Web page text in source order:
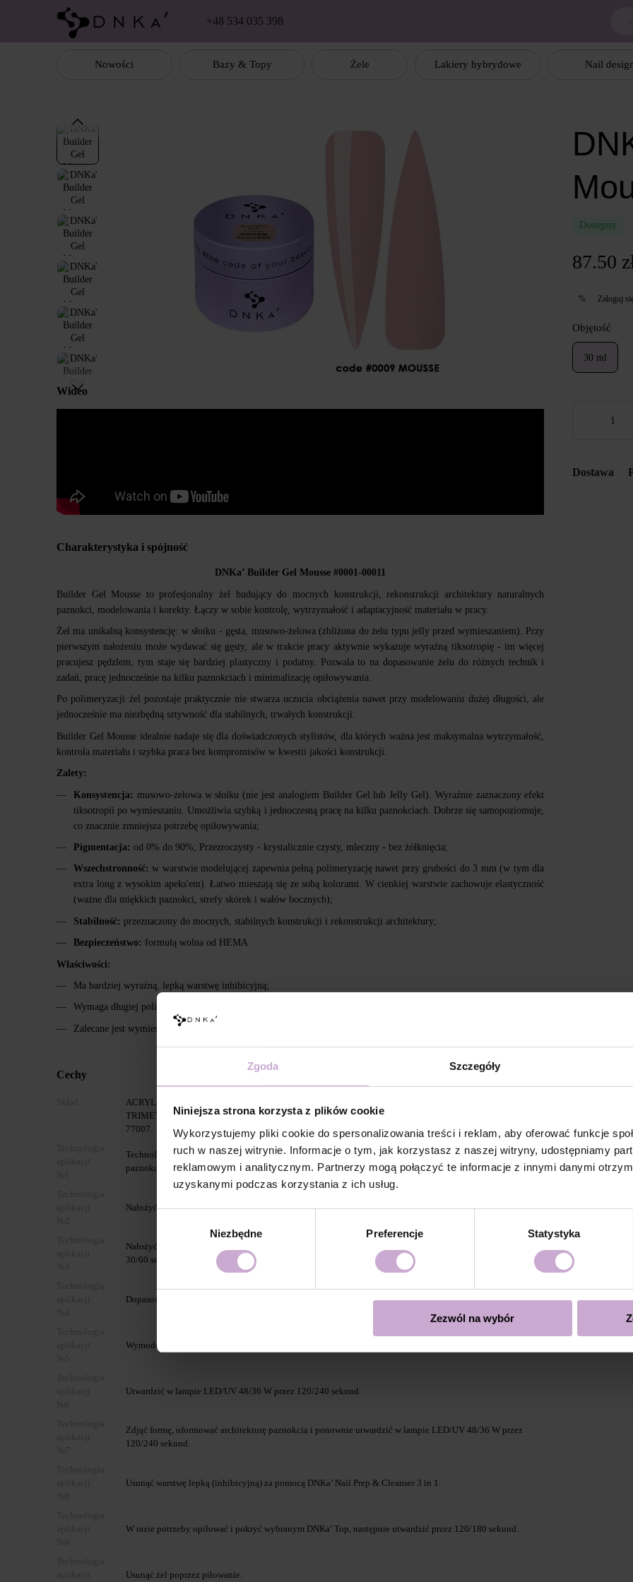
Zgoda Szczegóły
Niniejsza strona korzysta z plików cookie
Wykorzystujemy pliki cookie do spersonalizowania treści i reklam, aby oferować funkcje
ruch w naszej witrynie. Informacje o tym, jak korzystasz z naszej witryny, udostępniamy
reklamowym i analitycznym. Partnerzy mogą połączyć te informacje z innymi danymi
uzyskanymi podczas korzystania z ich usług.
Niezbędne Preferencje Statystyka
Zezwól na wybór
Перейти к основному контенту
+48 534 035 398
Nowości Bazy & Topy Żele Lakiery hybrydowe Nail
Wideo
Charakterystyka i spójność
DNKa’ Builder Gel Mousse #0001-00011
Builder Gel Mousse to profesjonalny żel budujący do mocnych konstrukcji, rekonstrukcji architektury naturalnych
paznokci, modelowania i korekty. Łączy w sobie kontrolę, wytrzymałość i adaptacyjność materiału w pracy.
Żel ma unikalną konsystencję: w słoiku - gęsta, musowo-żelowa (zbliżona do żelu typu jelly przed wymieszaniem). Przy
pierwszym nałożeniu może wydawać się gęsty, ale w trakcie pracy aktywnie wykazuje wyraźną tiksotropię - im więcej
pracujesz pędzlem, tym staje się bardziej plastyczny i podatny. Pozwala to na dopasowanie żelu do różnych technik i
zadań, pracę jednocześnie na kilku paznokciach i minimalizację opiłowywania.
Po polimeryzacji żel pozostaje praktycznie nie stwarza uczucia obciążenia nawet przy modelowaniu dużej długości, ale
jednocześnie ma niezbędną sztywność dla stabilnych, trwałych konstrukcji.
Builder Gel Mousse idealnie nadaje się dla doświadczonych stylistów, dla których ważna jest maksymalna wytrzymałość,
kontrola materiału i szybka praca bez kompromisów w kwestii jakości konstrukcji.
Zalety:
Konsystencja: musowo-żelowa w słoiku (nie jest analogiem Builder Gel lub Jelly Gel). Wyraźnie zaznaczony efekt
tiksotropii po wymieszaniu. Umożliwia szybką i jednoczesną pracę na kilku paznokciach. Dobrze się samopoziomuje,
co znacznie zmniejsza potrzebę opiłowywania;
Pigmentacja: od 0% do 90%; Przezroczysty - krystalicznie czysty, mleczny - bez żółknięcia;
Wszechstronność: w warstwie modelującej zapewnia pełną polimeryzację nawet przy grubości do 3 mm (w tym dla
extra long z wysokim apeks'em). Łatwo mieszają się ze sobą kolorami. W cienkiej warstwie zachowuje elastyczność
(ważne dla miękkich paznokci, strefy skórek i wałów bocznych);
Stabilność: przeznaczony do mocnych, stabilnych konstrukcji i rekonstrukcji architektury;
Bezpieczeństwo: formułą wolna od HEMA
Właściwości:
Ma bardziej wyraźną, lepką warstwę inhibicyjną;
Wymaga długiej polimeryzacji - do 240 sekund.
Zalecane jest wymieszanie w przypadku oznak niejednorodności;
Cechy
ACRYLATES COPOLYMER, HYDROXYPROPYL METHACRYLATE, SILICON DIOXIDE, ETHYL
TRIMETHYLBENZOYL PHENYLPHOSPHINATE, CI 45380, CI 15850, CI 77491, CI 77492, CI 15985, CI
77007.
Technologia aplikacji Builder Gel MOUSSE w modelowaniu: Wykonać standardowe przygotowanie
paznokcia: usunąć poprzednią stylizację, zmatowić powierzchnię paznokcia, wykonać manicure.
Nałożyć DNKa’ Dehydrator oraz DNKa’ Ultrabond w celu zwiększenia przyczepności.
Nałożyć DNKa’ Base (zaleca się Multi Base albo Fiber Base) i utwardzić w lampie LED/UV 48/36 W przez
30/60 sekund.
Dopasować i podłożyć formę PAPER NAIL FORM lub TOP FORM pod paznokciem.
Wymodelować przedłużenie paznokcia wybranym odcieniem Builder GEL MOUSSE.
Utwardzić w lampie LED/UV 48/36 W przez 120/240 sekund.
Zdjąć formę, uformować architekturę paznokcia i ponownie utwardzić w lampie LED/UV 48/36 W przez
120/240 sekund.
Usunąć warstwę lepką (inhibicyjną) za pomocą DNKa’ Nail Prep & Cleanser 3 in 1.
W razie potrzeby opiłować i pokryć wybranym DNKa’ Top, następnie utwardzić przez 120/180 sekund.
Usunąć żel poprzez piłowanie.
Dostępny
87.50
% Zaloguj
Objętość
30 ml
Dostawa